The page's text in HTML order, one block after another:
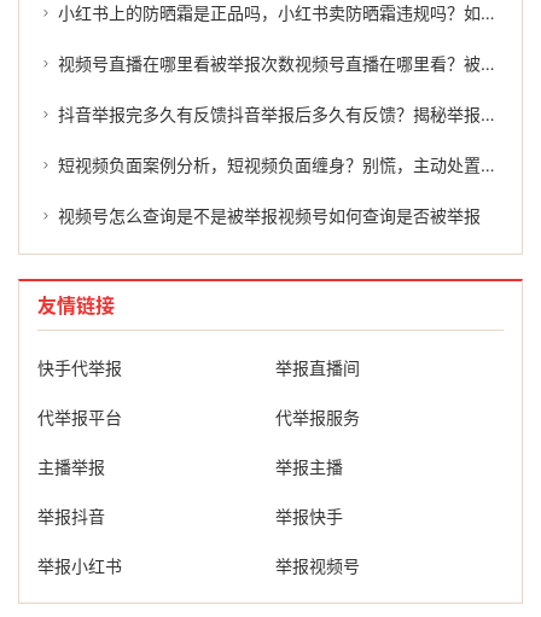
小红书上的防晒霜是正品吗，小红书卖防晒霜违规吗？如何有效举报？
视频号直播在哪里看被举报次数视频号直播在哪里看？被举报次数的真相
抖音举报完多久有反馈抖音举报后多久有反馈？揭秘举报结果的延迟
短视频负面案例分析，短视频负面缠身？别慌，主动处置才是正解
视频号怎么查询是不是被举报视频号如何查询是否被举报
友情链接
快手代举报 举报直播间
代举报平台 代举报服务
主播举报 举报主播
举报抖音 举报快手
举报小红书 举报视频号